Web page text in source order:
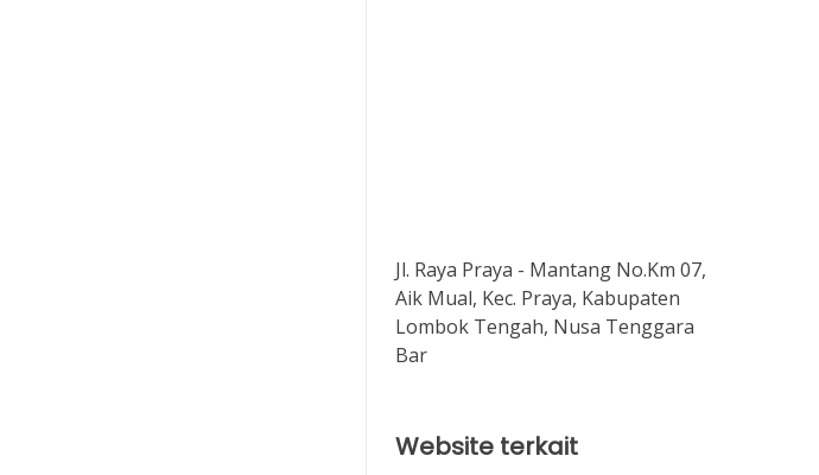
Jl. Raya Praya - Mantang No.Km 07,
Aik Mual, Kec. Praya, Kabupaten
Lombok Tengah, Nusa Tenggara
Bar
Website terkait